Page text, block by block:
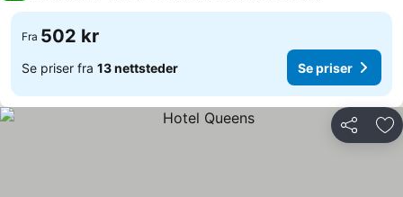
Fra 502 kr
Se priser fra 13 nettsteder Se priser
Del